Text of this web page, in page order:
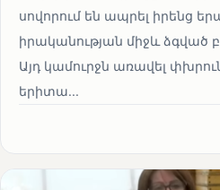
սովորում են ապրել իրենց
իրականության միջև ձգված
Այդ կամուրջն առավել
երիտա...